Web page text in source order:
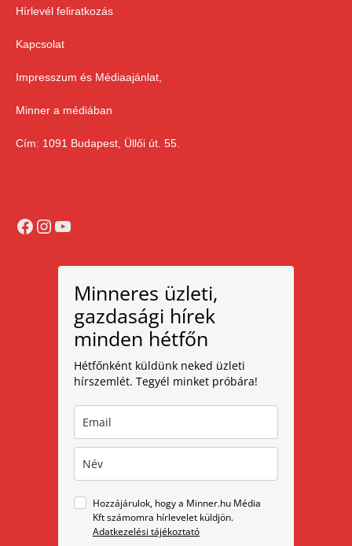
Hírlevél feliratkozás
Kapcsolat
Impresszum és Médiaajánlat,
Minner a médiában
Cím: 1091 Budapest, Üllői út. 55.
Facebook
Instagram
YouTube
Minneres üzleti,
gazdasági hírek
minden hétfőn
Hétfőnként küldünk neked üzleti
hírszemlét. Tegyél minket próbára!
Hozzájárulok, hogy a Minner.hu Média
Kft számomra hírlevelet küldjön.
Adatkezelési tájékoztató